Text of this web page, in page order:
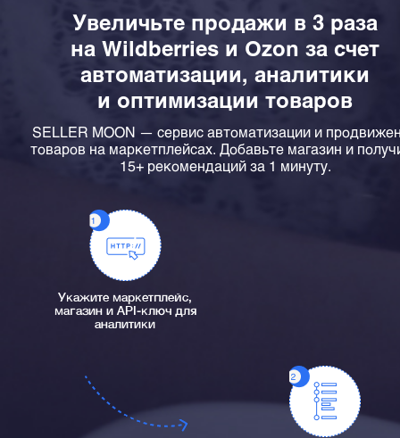
Увеличьте продажи в 3 раза
на Wildberries и Ozon за счет
автоматизации, аналитики
и оптимизации товаров
SELLER MOON — сервис автоматизации и
товаров на маркетплейсах. Добавьте магазин и
15+ рекомендаций за 1 минуту.
Укажите маркетплейс,
магазин и API-ключ для
аналитики